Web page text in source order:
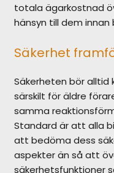
totala ägarkostnad
hänsyn till dem innan
Säkerhet
Säkerheten bör alltid
särskilt för äldre
samma
Standard är att alla
att bedöma dess
aspekter än så att
säkerhetsfunktioner